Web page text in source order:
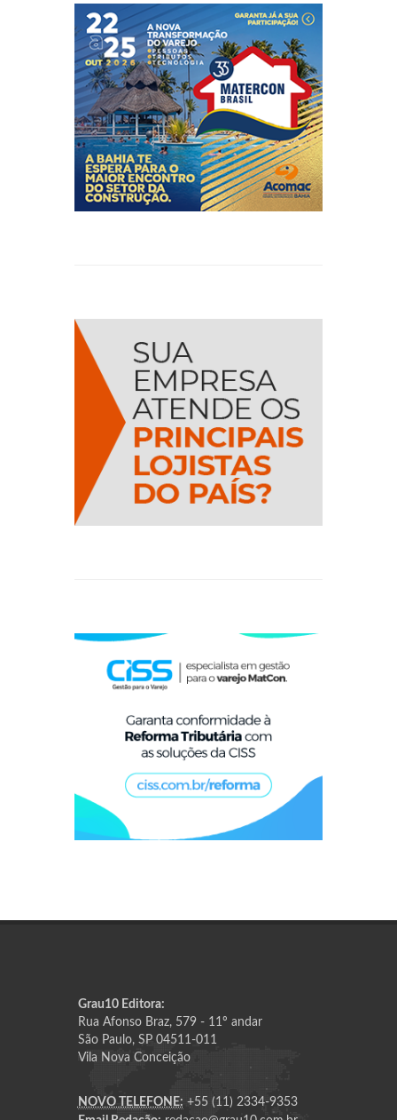
Grau10 Editora:
Rua Afonso Braz, 579 - 11º andar
São Paulo, SP 04511-011
Vila Nova Conceição
NOVO TELEFONE: +55 (11) 2334-9353